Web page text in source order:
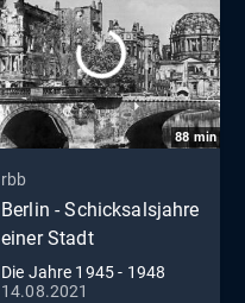
88 min
rbb
Berlin - Schicksalsjahre
einer Stadt
Die Jahre 1945 - 1948
14.08.2021